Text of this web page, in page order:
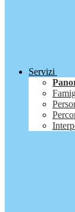
Servizi